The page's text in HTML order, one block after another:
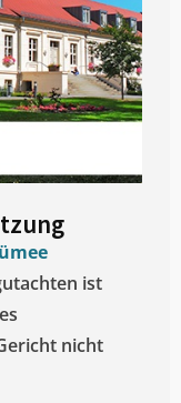
ist
nicht